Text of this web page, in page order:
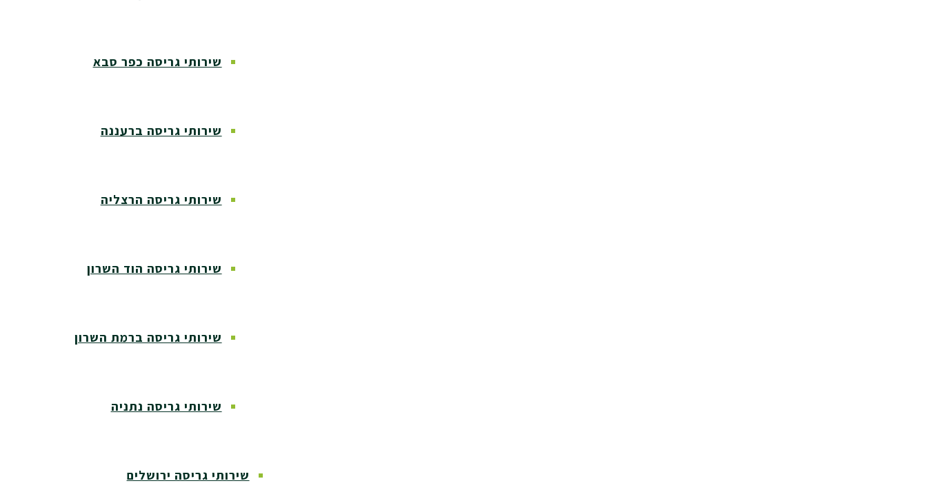
שירותי גריסה כפר סבא
שירותי גריסה ברעננה
שירותי גריסה הרצליה
שירותי גריסה הוד השרון
שירותי גריסה ברמת השרון
שירותי גריסה נתניה
שירותי גריסה ירושלים